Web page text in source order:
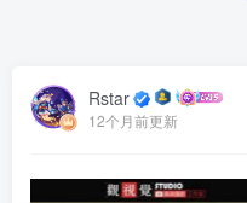
Rstar
12个月前更新